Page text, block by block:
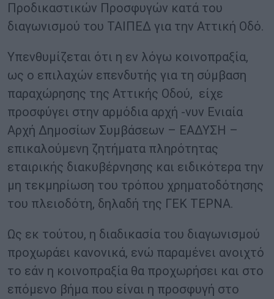
Προδικαστικών Προσφυγών κατά του
διαγωνισμού του ΤΑΙΠΕΔ για την Αττική Οδό.
Υπενθυμίζεται ότι η εν λόγω κοινοπραξία,
ως ο επιλαχών επενδυτής για τη σύμβαση
παραχώρησης της Αττικής Οδού, είχε
προσφύγει στην αρμόδια αρχή -νυν Ενιαία
Αρχή Δημοσίων Συμβάσεων – ΕΑΔΥΣΗ –
επικαλούμενη ζητήματα πληρότητας
εταιρικής διακυβέρνησης και ειδικότερα την
μη τεκμηρίωση του τρόπου χρηματοδότησης
του πλειοδότη, δηλαδή της ΓΕΚ ΤΕΡΝΑ.
Ως εκ τούτου, η διαδικασία του διαγωνισμού
προχωράει κανονικά, ενώ παραμένει ανοιχτό
το εάν η κοινοπραξία θα προχωρήσει και στο
επόμενο βήμα που είναι η προσφυγή στο